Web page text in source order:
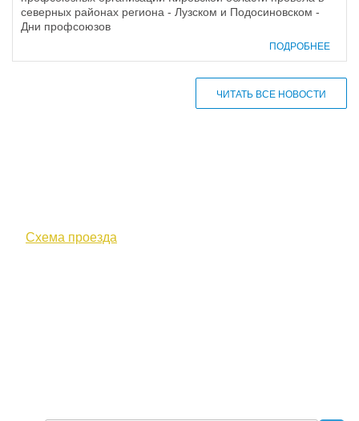
северных районах региона - Лузском и Подосиновском -
Дни профсоюзов
ПОДРОБНЕЕ
ЧИТАТЬ ВСЕ НОВОСТИ
Схема проезда